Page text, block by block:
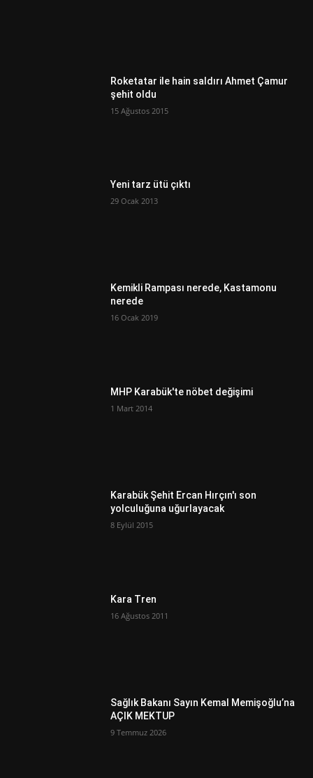
Roketatar ile hain saldırı Ahmet Çamur
şehit oldu
15 Ağustos 2015
Yeni tarz ütü çıktı
29 Ocak 2013
Kemikli Rampası nerede, Kastamonu
nerede
16 Ocak 2019
MHP Karabük'te nöbet değişimi
1 Mart 2014
Karabük Şehit Ercan Hırçın'ı son
yolculuğuna uğurlayacak
8 Eylül 2015
Kara Tren
16 Ağustos 2011
Sağlık Bakanı Sayın Kemal Memişoğlu’na
AÇIK MEKTUP
9 Temmuz 2026